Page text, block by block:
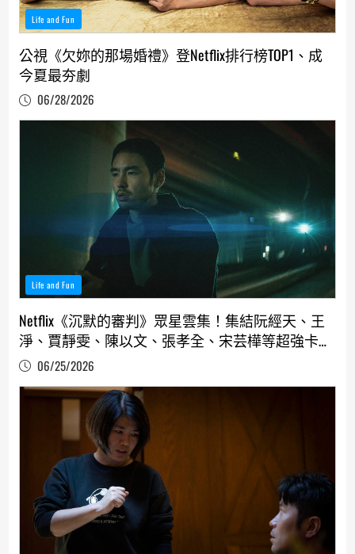
Life and Fun
公視《欠妳的那場婚禮》登Netflix排行榜TOP1、成
今夏最夯劇
06/28/2026
Life and Fun
Netflix《沉默的審判》眾星雲集！集結阮經天、王
淨、賈靜雯、陳以文、張孝全、宋芸樺等超強卡司
同台飆戲
06/25/2026